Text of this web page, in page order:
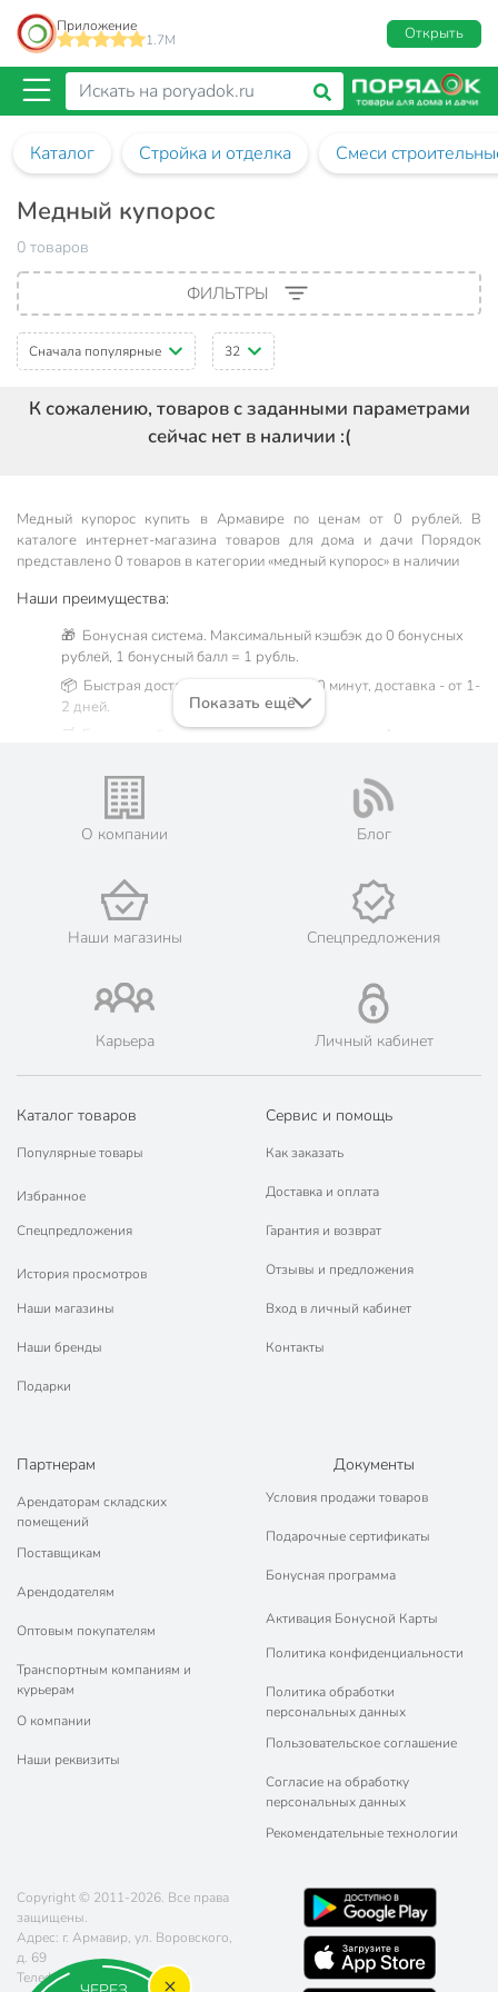
Приложение
1.7M
Открыть
Каталог Стройка и отделка Смеси
Медный купорос
0 товаров
ФИЛЬТРЫ
Сначала популярные 32
К сожалению, товаров с заданными параметрами
сейчас нет в наличии :(
Медный купорос купить в Армавире по ценам от 0 рублей. В
каталоге интернет-магазина товаров для дома и дачи Порядок
представлено 0 товаров в категории «медный купорос» в наличии
Наши преимущества:
🎁 Бонусная система. Максимальный кэшбэк до 0 бонусных
рублей, 1 бонусный балл = 1 рубль.
📦 Быстрая доставка. Самовывоз от 60 минут, доставка - от 1-
2 дней.
🛒 Бесплатный самовывоз из магазинов города Армавир.
его онлайн на официальном сайте сети магазинов Порядок.
Мы предлагаем бесплатную курьерскую доставку для товара
«медный купорос» при заказе от 3000 рублей в такие города,
как: Новокубанск, Усть-Лабинск, Курганинск, Лабинск,
💳 Оплата: онлайн на сайте интернет-гипермаркета или
наличными при получении.
🛍 Скидки, акции, распродажи каждый день!
Порядок - официальный представитель ведущих мировых
марок.
Показать ещё
О компании Блог
Наши магазины Спецпредложения
Карьера Личный кабинет
Каталог товаров
Популярные товары
Избранное
Спецпредложения
История просмотров
Наши магазины
Наши бренды
Подарки
Сервис и помощь
Как заказать
Доставка и оплата
Гарантия и возврат
Отзывы и предложения
Вход в личный кабинет
Контакты
Партнерам
Арендаторам складских
помещений
Поставщикам
Арендодателям
Оптовым покупателям
Транспортным компаниям и
курьерам
О компании
Наши реквизиты
Документы
Условия продажи товаров
Подарочные сертификаты
Бонусная программа
Активация Бонусной Карты
Политика конфиденциальности
Политика обработки
персональных данных
Пользовательское соглашение
Согласие на обработку
персональных данных
Рекомендательные технологии
Copyright © 2011-2026. Все права
защищены.
Адрес: г. Армавир, ул. Воровского,
д. 69
Телефон:
8 (800) 770-77-06